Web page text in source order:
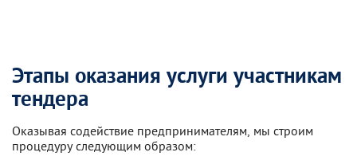
Этапы оказания услуги участникам
тендера
Оказывая содействие предпринимателям, мы строим
процедуру следующим образом: